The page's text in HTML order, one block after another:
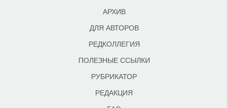
АРХИВ
ДЛЯ АВТОРОВ
РЕДКОЛЛЕГИЯ
ПОЛЕЗНЫЕ ССЫЛКИ
РУБРИКАТОР
РЕДАКЦИЯ